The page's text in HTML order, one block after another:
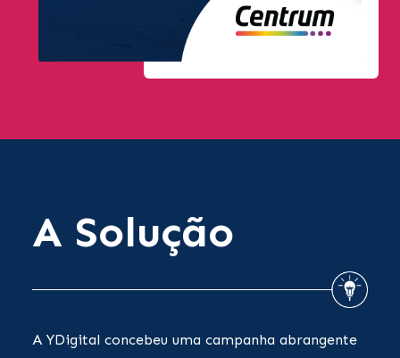
A Solução
A YDigital concebeu uma campanha abrangente